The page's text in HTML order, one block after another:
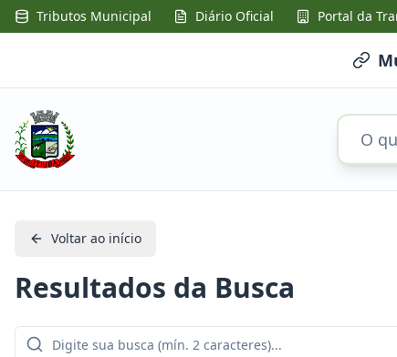
Tributos Municipal Diário Oficial Portal da
Voltar ao início
Resultados da Busca